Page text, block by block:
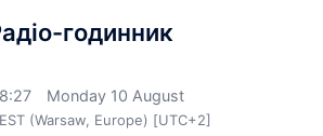
годинник
:27 Monday 10 August
(Warsaw, Europe) [UTC+2]